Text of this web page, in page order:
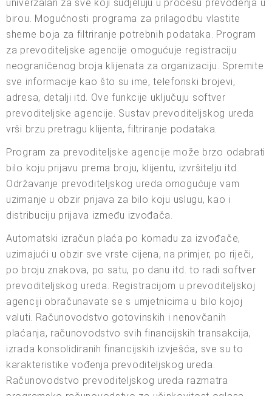
univerzalan za sve koji sudjeluju u procesu prevođenja u
birou. Mogućnosti programa za prilagodbu vlastite
sheme boja za filtriranje potrebnih podataka. Program
za prevoditeljske agencije omogućuje registraciju
neograničenog broja klijenata za organizaciju. Spremite
sve informacije kao što su ime, telefonski brojevi,
adresa, detalji itd. Ove funkcije uključuju softver
prevoditeljske agencije. Sustav prevoditeljskog ureda
vrši brzu pretragu klijenta, filtriranje podataka.
Program za prevoditeljske agencije može brzo odabrati
bilo koju prijavu prema broju, klijentu, izvršitelju itd.
Održavanje prevoditeljskog ureda omogućuje vam
uzimanje u obzir prijava za bilo koju uslugu, kao i
distribuciju prijava između izvođača.
Automatski izračun plaća po komadu za izvođače,
uzimajući u obzir sve vrste cijena, na primjer, po riječi,
po broju znakova, po satu, po danu itd. to radi softver
prevoditeljskog ureda. Registracijom u prevoditeljskoj
agenciji obračunavate se s umjetnicima u bilo kojoj
valuti. Računovodstvo gotovinskih i nenovčanih
plaćanja, računovodstvo svih financijskih transakcija,
izrada konsolidiranih financijskih izvješća, sve su to
karakteristike vođenja prevoditeljskog ureda.
Računovodstvo prevoditeljskog ureda razmatra